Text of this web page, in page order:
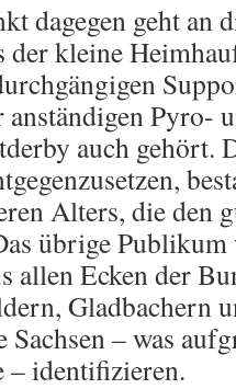
dagegen geht an
der kleine
Pyro-
auch gehört.
Alters, die den
übrige Publikum
allen Ecken der
Gladbachern
– was
– identifizieren.